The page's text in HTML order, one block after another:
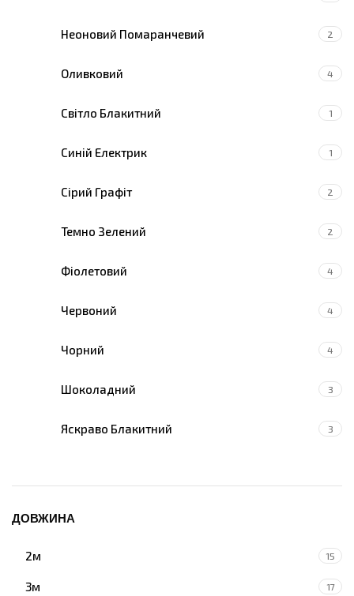
Неоновий Помаранчевий 2
Оливковий 4
Світло Блакитний 1
Синій Електрик 1
Сірий Графіт 2
Темно Зелений 2
Фіолетовий 4
Червоний 4
Чорний 4
Шоколадний 3
Яскраво Блакитний 3
ДОВЖИНА
2м 15
3м 17